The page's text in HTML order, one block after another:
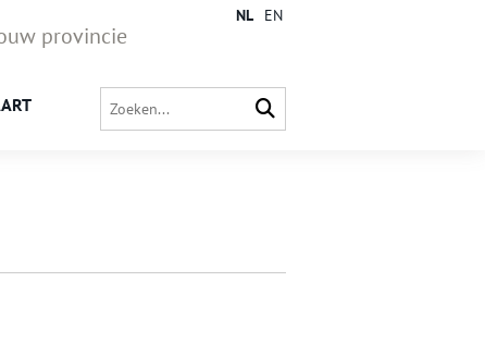
provincie
NL EN